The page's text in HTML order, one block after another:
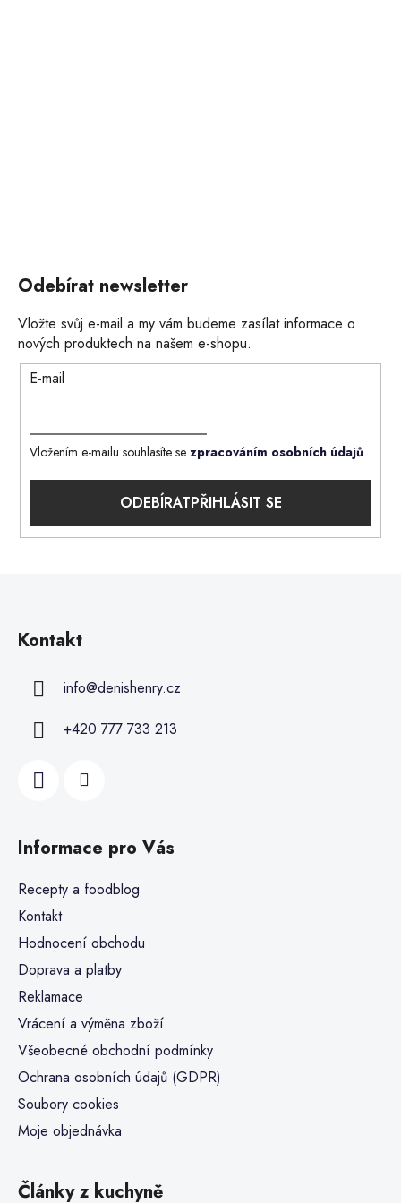
Odebírat newsletter
Vložte svůj e-mail a my vám budeme zasílat informace o
nových produktech na našem e-shopu.
E-mail
Vložením e-mailu souhlasíte se zpracováním osobních údajů.
PŘIHLÁSIT SE
Kontakt
info@denishenry.cz
+420 777 733 213
Informace pro Vás
Recepty a foodblog
Kontakt
Hodnocení obchodu
Doprava a platby
Reklamace
Vrácení a výměna zboží
Všeobecné obchodní podmínky
Ochrana osobních údajů (GDPR)
Soubory cookies
Moje objednávka
Články z kuchyně